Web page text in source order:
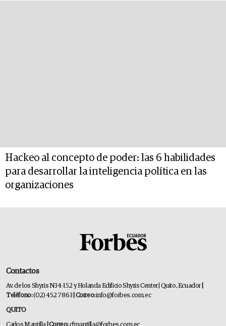
Hackeo al concepto de poder: las 6 habilidades
para desarrollar la inteligencia política en las
organizaciones
Contactos
Av. de los Shyris N34-152 y Holanda Edificio Shyris Center | Quito, Ecuador
Teléfono:(02) 452 7863 | Correo:info@forbes.com.ec
QUITO
Carlos Mantilla | Correo:cfmantilla@forbes.com.ec